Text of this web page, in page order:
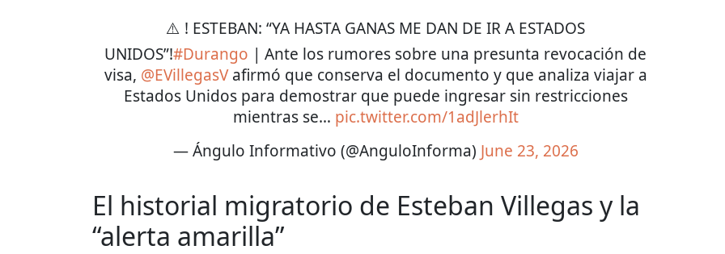
⚠️ ! ESTEBAN: “YA HASTA GANAS ME DAN DE IR A ESTADOS
UNIDOS”!#Durango | Ante los rumores sobre una presunta revocación de
visa, @EVillegasVafirmó que conserva el documento y que analiza viajar a
Estados Unidos para demostrar que puede ingresar sin restricciones
mientras se… pic.twitter.com/1adJlerhIt
— Ángulo Informativo (@AnguloInforma) June 23, 2026
El historial migratorio de Esteban Villegas y la
“alerta amarilla”